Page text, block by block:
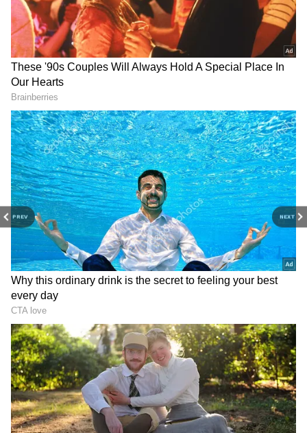
PREV NEXT
ఇక కెమెరా విషయానికి వస్తే.. బ్యాక్ సైడ్ 50MP ప్రైమరీ
కెమెరా, సెల్ఫీల కోసం 8MP ఫ్రంట్ కెమెరా ఉన్నాయి. ఈ
ఫోన్‌లో మీడియాటెక్ హెలియో G81 అల్ట్రా ప్రాసెసర్‌ను
ఉపయోగించారు. ఇది మీ డైలీ టాస్క్‌లను ఎలాంటి లాగ్
లేకుండా ఈజీగా మేనేజ్ చేస్తుంది.
Motorola Moto G05 ధర: రూ. 7,299